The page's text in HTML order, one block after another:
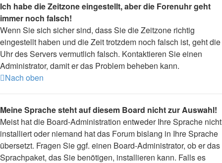
Ich habe die Zeitzone eingestellt, aber die Forenuhr geht
immer noch falsch!
Wenn Sie sich sicher sind, dass Sie die Zeitzone richtig
eingestellt haben und die Zeit trotzdem noch falsch ist, geht die
Uhr des Servers vermutlich falsch. Kontaktieren Sie einen
Administrator, damit er das Problem beheben kann.
Nach oben
Meine Sprache steht auf diesem Board nicht zur Auswahl!
Meist hat die Board-Administration entweder Ihre Sprache nicht
installiert oder niemand hat das Forum bislang in Ihre Sprache
übersetzt. Fragen Sie ggf. einen Board-Administrator, ob er das
Sprachpaket, das Sie benötigen, installieren kann. Falls es